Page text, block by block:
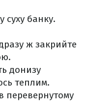
суху банку.
ж закрийте
донизу
теплим.
перевернутому